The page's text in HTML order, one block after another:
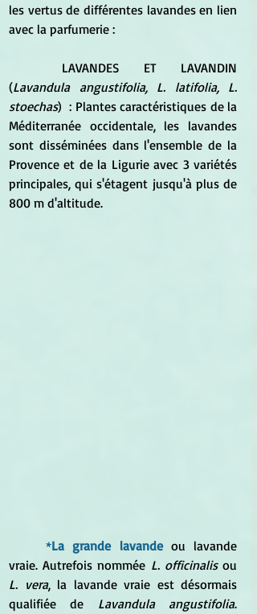
les vertus de différentes lavandes en lien
avec la parfumerie :
(Lavandula angustifolia, L. latifolia, L.
stoechas)  : Plantes caractéristiques de la
Méditerranée occidentale, les lavandes
sont disséminées dans l'ensemble de la
Provence et de la Ligurie avec 3 variétés
principales, qui s'étagent jusqu'à plus de
800 m d'altitude.
*La grande lavande ou lavande
vraie. Autrefois nommée L. officinalis ou
L. vera, la lavande vraie est désormais
qualifiée de Lavandula angustifolia.